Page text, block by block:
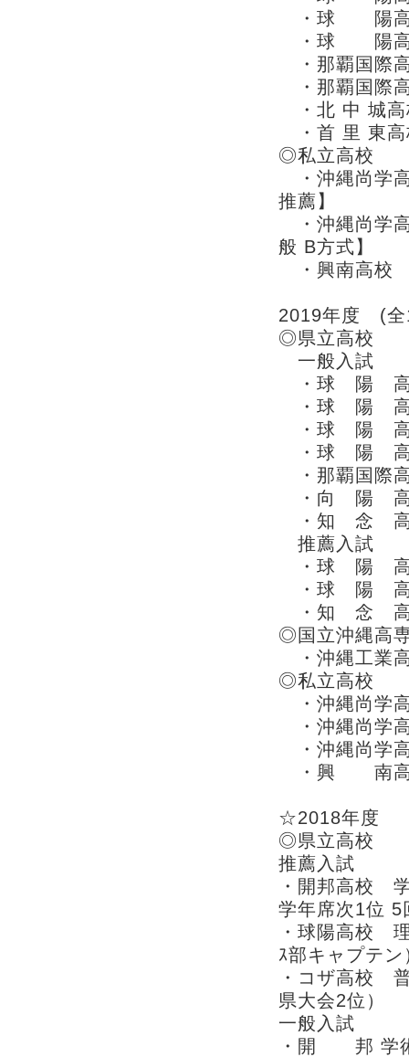
・球 陽高
・球 陽高
・那覇国際
・那覇国際
・北 中 城
・首 里 東
◎私立高校
・沖縄尚学
推薦】
・沖縄尚
般 B方式】
・興南高校
2019年度 (全
◎県立高校
一般入試
・球 陽
・球 陽
・球 陽
・球 陽
・那覇国
・向 陽
・知 念
推薦入試
・球 陽
・球 陽
・知 念
◎国立沖縄
・沖縄工業
◎私立高校
・沖縄尚
・沖縄尚
・沖縄尚
・興 南高
☆2018年度
◎県立高校
推薦入試
・開邦高校
学年席次1位 5
・球陽高校
ｽ部キャプテン
・コザ高校
県大会2位）
一般入試
・開 邦 学